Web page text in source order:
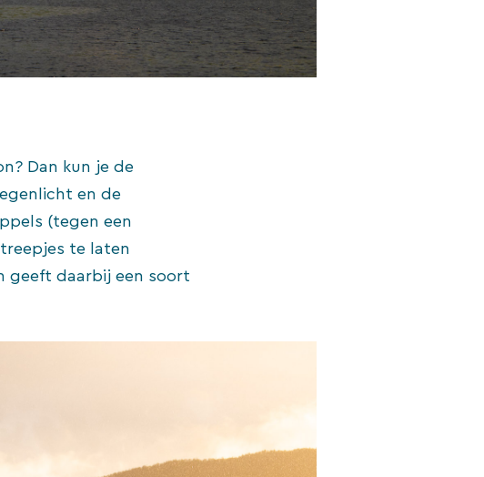
Dan kun je de
en de
(tegen een
te laten
geeft daarbij een soort